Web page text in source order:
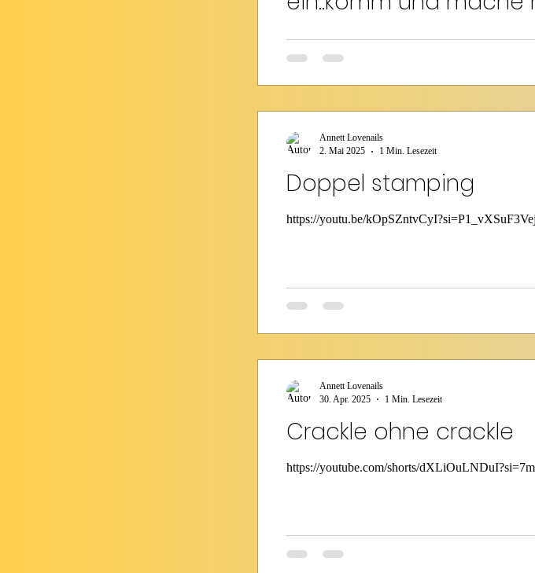
Anweisungen 🥰
https://www.instagram.com/reel/
Doppel stamping
https://youtu.be/
Annett Lovenails
2. Mai 2025
1 Min. Lesezeit
Crackle ohne crackle
https://youtube.com/shorts/
Annett Lovenails
30. Apr. 2025
1 Min. Lesezeit